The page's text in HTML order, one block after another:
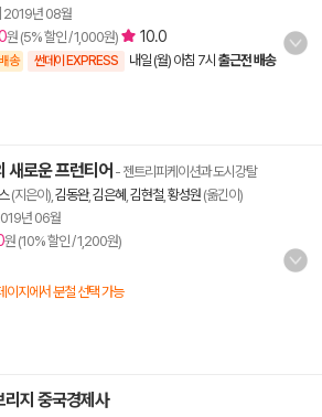
2019년 08월
원 (5% 할인 / 1,000원) 10.0
송 썬데이 EXPRESS 내일 (월) 아침 7시 출근전 배송
새로운 프런티어 - 젠트리피케이션과 도시강탈
(지은이), 김동완,김은혜 김현철 황성원 (옮긴이)
년 06월
원 (10% 할인 / 1,200원)
이지에서 분철 선택 가능
리지 중국경제사